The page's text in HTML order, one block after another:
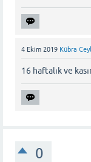
4 Ekim 2019 Kübra
16 haftalık ve
0